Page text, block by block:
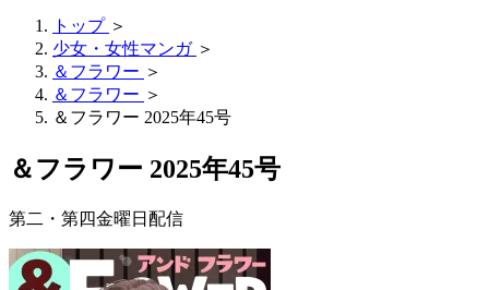
トップ ＞
少女・女性マンガ ＞
＆フラワー ＞
＆フラワー ＞
＆フラワー 2025年45号
＆フラワー 2025年45号
第二・第四金曜日配信